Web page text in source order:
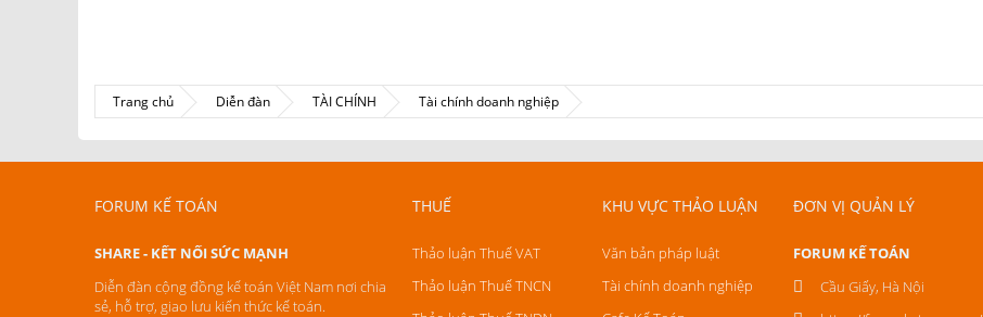
Trang chủ Diễn đàn TÀI CHÍNH Tài chính doanh nghiệp
FORUM KẾ TOÁN
SHARE - KẾT NỐI SỨC MẠNH
Diễn đàn cộng đồng kế toán Việt Nam nơi chia
sẻ, hỗ trợ, giao lưu kiến thức kế toán.
THUẾ
Thảo luận Thuế VAT
Thảo luận Thuế TNCN
KHU VỰC THẢO LUẬN
Văn bản pháp luật
Tài chính doanh nghiệp
ĐƠN VỊ QUẢN LÝ
FORUM KẾ TOÁN
Cầu Giấy, Hà Nội